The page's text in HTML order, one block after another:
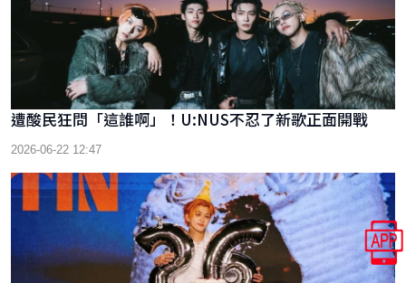
遭酸民狂問「這誰啊」！U:NUS不忍了新歌正面開戰
2026-06-22 12:47